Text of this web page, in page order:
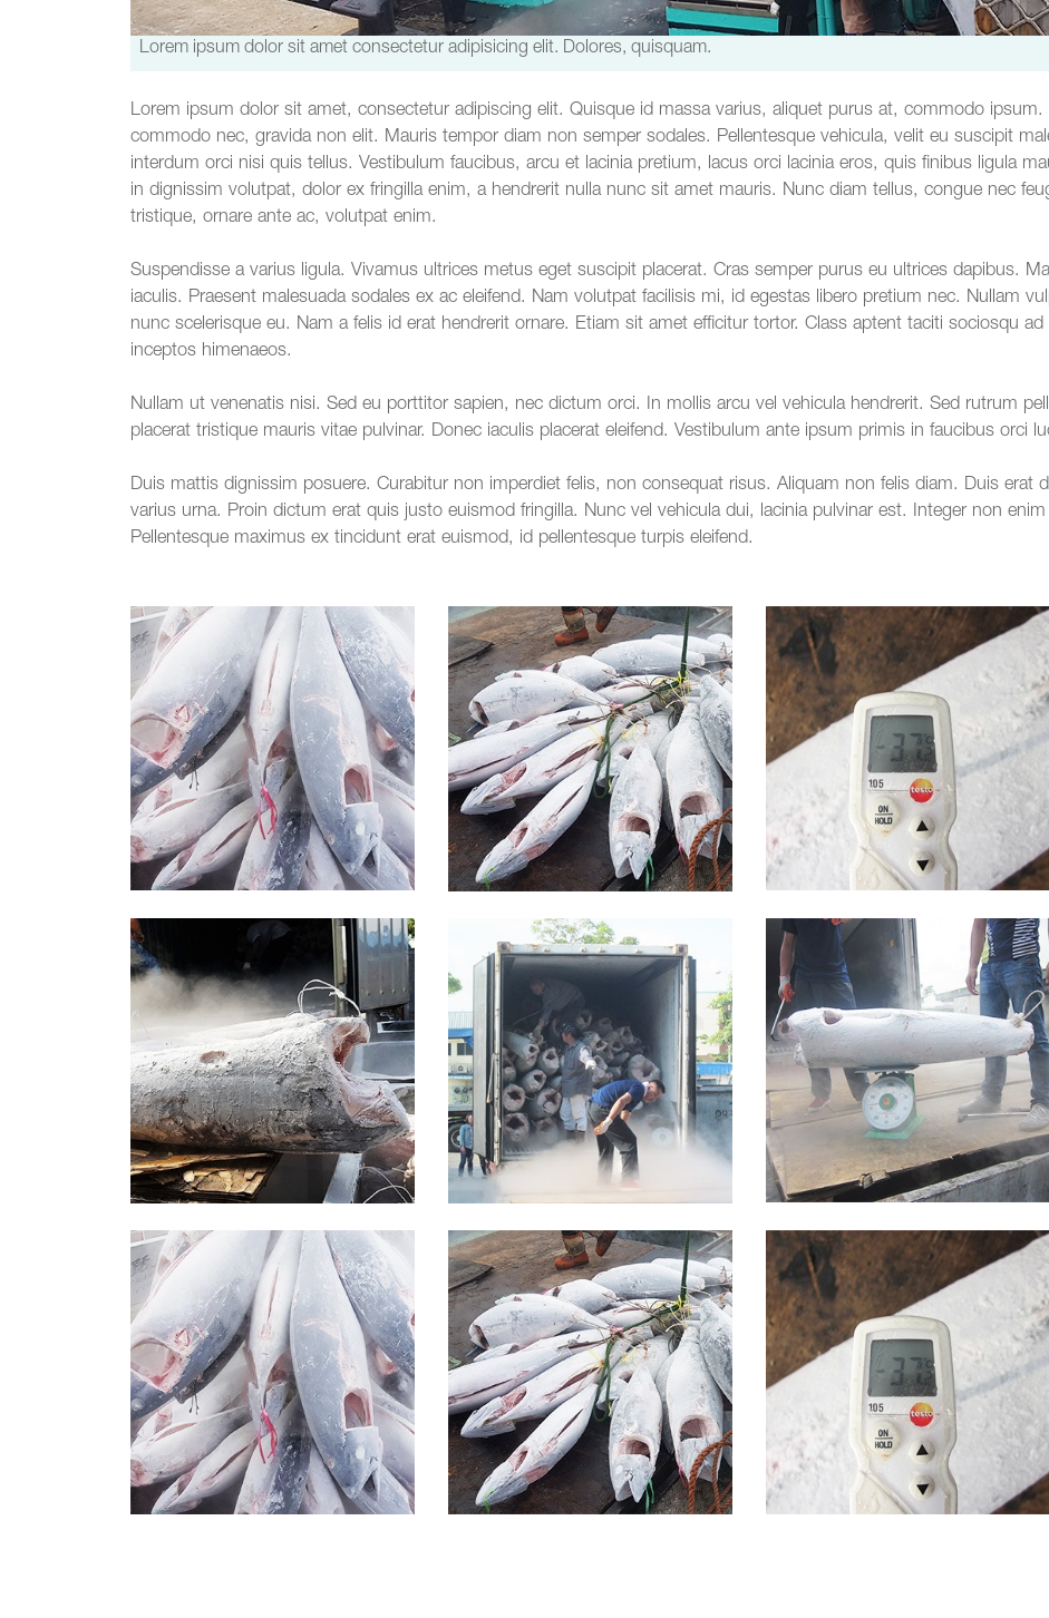
Lorem ipsum dolor sit amet consectetur adipisicing elit. Dolores, quisquam.
Lorem ipsum dolor sit amet, consectetur adipiscing elit. Quisque id massa varius, aliquet purus at, commodo ipsum.
commodo nec, gravida non elit. Mauris tempor diam non semper sodales. Pellentesque vehicula, velit eu suscipit
interdum orci nisi quis tellus. Vestibulum faucibus, arcu et lacinia pretium, lacus orci lacinia eros, quis finibus ligula
in dignissim volutpat, dolor ex fringilla enim, a hendrerit nulla nunc sit amet mauris. Nunc diam tellus, congue nec
tristique, ornare ante ac, volutpat enim.
Suspendisse a varius ligula. Vivamus ultrices metus eget suscipit placerat. Cras semper purus eu ultrices dapibus.
iaculis. Praesent malesuada sodales ex ac eleifend. Nam volutpat facilisis mi, id egestas libero pretium nec. Nullam
nunc scelerisque eu. Nam a felis id erat hendrerit ornare. Etiam sit amet efficitur tortor. Class aptent taciti sociosqu
inceptos himenaeos.
Nullam ut venenatis nisi. Sed eu porttitor sapien, nec dictum orci. In mollis arcu vel vehicula hendrerit. Sed rutrum
placerat tristique mauris vitae pulvinar. Donec iaculis placerat eleifend. Vestibulum ante ipsum primis in faucibus orci
Duis mattis dignissim posuere. Curabitur non imperdiet felis, non consequat risus. Aliquam non felis diam. Duis erat
varius urna. Proin dictum erat quis justo euismod fringilla. Nunc vel vehicula dui, lacinia pulvinar est. Integer non
Pellentesque maximus ex tincidunt erat euismod, id pellentesque turpis eleifend.